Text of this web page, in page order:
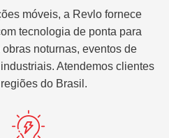
móveis, a Revlo fornece
tecnologia de ponta para
noturnas, eventos de
Atendemos clientes
do Brasil.